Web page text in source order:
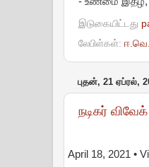
இடுகையிட்டது
லேபிள்கள்:
புதன், 21 ஏப்ரல்,
நடிகர்
April 18, 2021 •